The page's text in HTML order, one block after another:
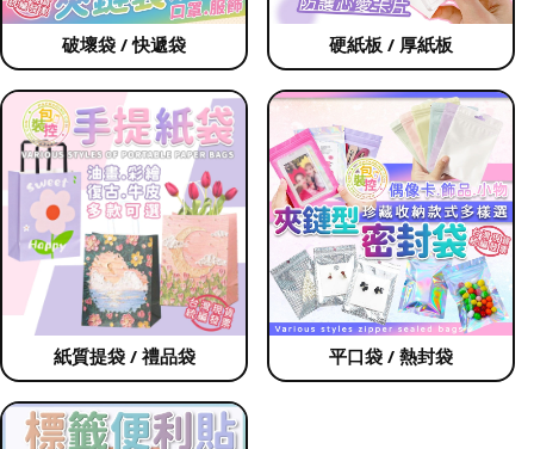
破壞袋 / 快遞袋 硬紙板 / 厚紙板
紙質提袋 / 禮品袋 平口袋 / 熱封袋